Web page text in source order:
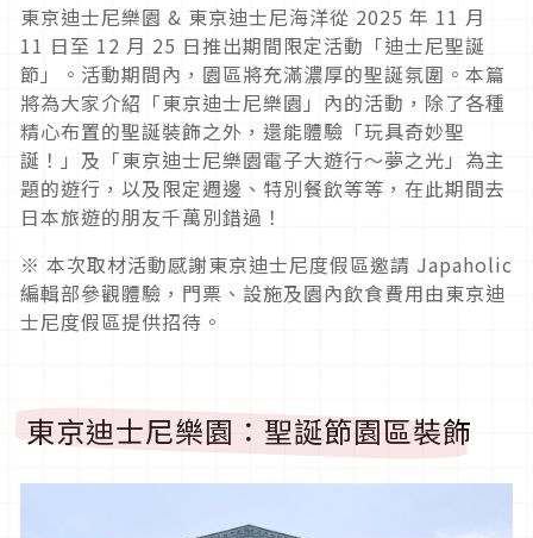
東京迪士尼樂園 & 東京迪士尼海洋從 2025 年 11 月
11 日至 12 月 25 日推出期間限定活動「迪士尼聖誕
節」。活動期間內，園區將充滿濃厚的聖誕氛圍。本篇
將為大家介紹「東京迪士尼樂園」內的活動，除了各種
精心布置的聖誕裝飾之外，還能體驗「玩具奇妙聖
誕！」及「東京迪士尼樂園電子大遊行～夢之光」為主
題的遊行，以及限定週邊、特別餐飲等等，在此期間去
日本旅遊的朋友千萬別錯過！
※ 本次取材活動感謝東京迪士尼度假區邀請 Japaholic
編輯部參觀體驗，門票、設施及園內飲食費用由東京迪
士尼度假區提供招待。
東京迪士尼樂園：聖誕節園區裝飾